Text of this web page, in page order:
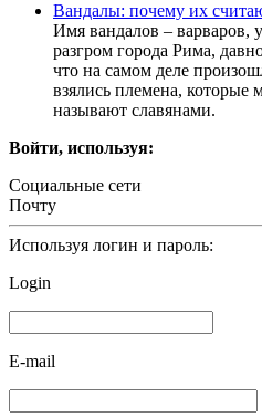
Вандалы: почему их
Имя вандалов – варваров,
разгром города Рима,
что на самом деле
взялись племена, которые
называют славянами.
Войти, используя:
Социальные сети
Почту
Используя логин и пароль:
Login
E-mail